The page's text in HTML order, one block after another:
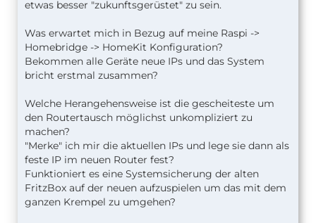
etwas besser "zukunftsgerüstet" zu sein.
Was erwartet mich in Bezug auf meine Raspi ->
Homebridge -> HomeKit Konfiguration?
Bekommen alle Geräte neue IPs und das System
bricht erstmal zusammen?
Welche Herangehensweise ist die gescheiteste um
den Routertausch möglichst unkompliziert zu
machen?
"Merke" ich mir die aktuellen IPs und lege sie dann als
feste IP im neuen Router fest?
Funktioniert es eine Systemsicherung der alten
FritzBox auf der neuen aufzuspielen um das mit dem
ganzen Krempel zu umgehen?